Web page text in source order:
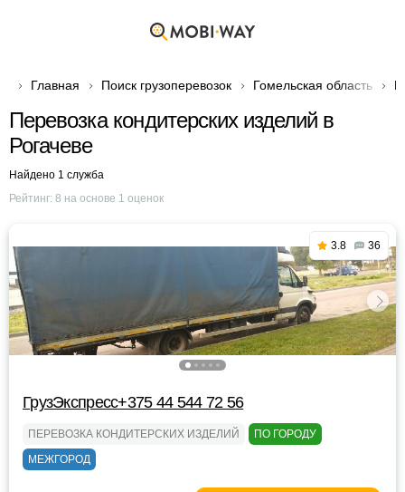
Главная Поиск грузоперевозок Гомельская область
Перевозка кондитерских изделий в
Рогачеве
Найдено 1 служба
Рейтинг: 8 на основе 1 оценок
3.8 36
ГрузЭкспресс+375 44 544 72 56
ПЕРЕВОЗКА КОНДИТЕРСКИХ ИЗДЕЛИЙ
ПО ГОРОДУ
МЕЖГОРОД